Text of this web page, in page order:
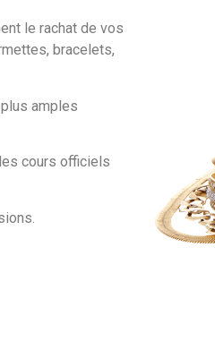
le rachat de vos
bracelets,
amples
cours officiels